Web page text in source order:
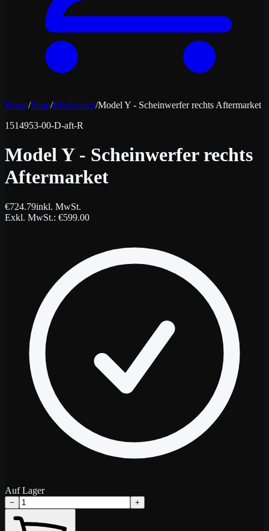
Home/Shop/Electronica/Model Y - Scheinwerfer rechts Aftermarket
1514953-00-D-aft-R
Model Y - Scheinwerfer rechts
Aftermarket
€724.79inkl. MwSt.
Exkl. MwSt.: €599.00
Auf Lager
− +